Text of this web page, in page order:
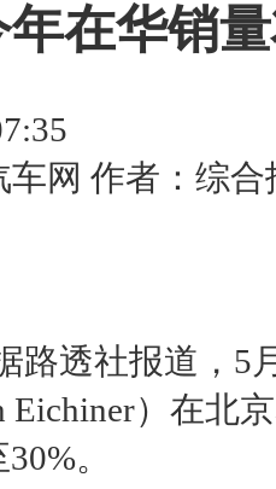
在华销
车网 作者：综合
透社报道，5
Eichiner）在北
。